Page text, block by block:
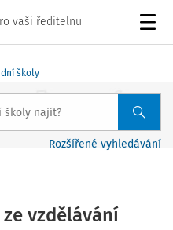
vaši ředitelnu
školy
Rozšířené vyhledávání
vzdělávání